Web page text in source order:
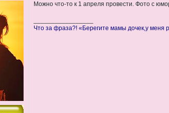
Можно что-то к 1 апреля провести. Фото с
Что за фраза?! «Берегите мамы дочек,у